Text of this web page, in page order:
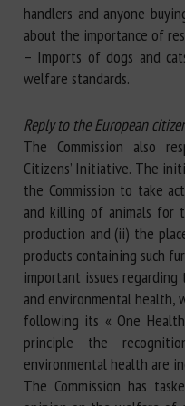
handlers and anyone
about the importance of
– Imports of dogs and
welfare standards.
Reply to the European
The Commission also
Citizens’ Initiative. The
the Commission to take
and killing of animals for
production and (ii) the
products containing such
important issues
and environmental health,
following its « One
principle the
environmental health are
The Commission has